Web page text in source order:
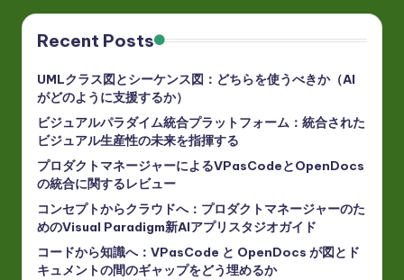
Recent Posts
UMLクラス図とシーケンス図：どちらを使うべきか（AI
がどのように支援するか）
ビジュアルパラダイム統合プラットフォーム：統合された
ビジュアル生産性の未来を指揮する
プロダクトマネージャーによるVPasCodeとOpenDocs
の統合に関するレビュー
コンセプトからクラウドへ：プロダクトマネージャーのた
めのVisual Paradigm新AIアプリスタジオガイド
コードから知識へ：VPasCode と OpenDocs が図とド
キュメントの間のギャップをどう埋めるか